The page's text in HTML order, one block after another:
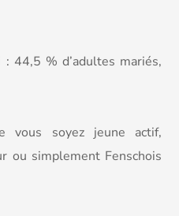
: 44,5 % d’adultes mariés,
vous soyez jeune actif,
ou simplement Fenschois